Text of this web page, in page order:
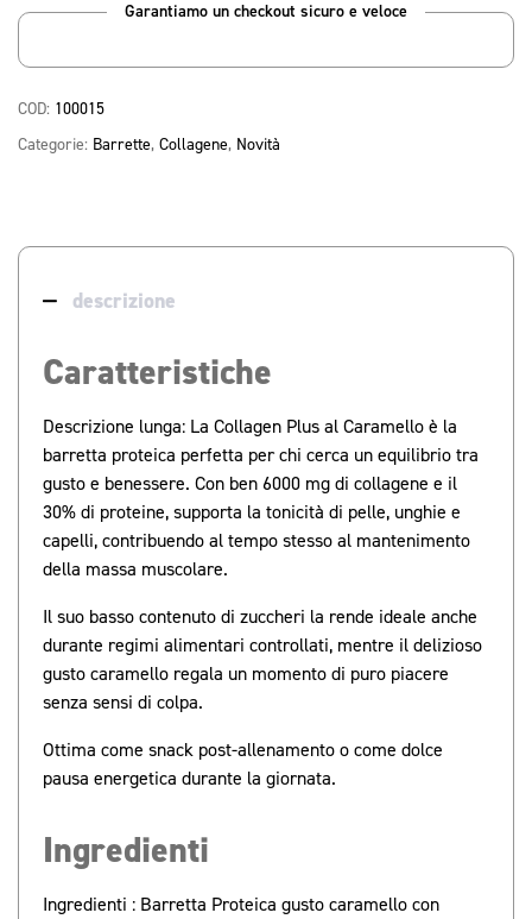
Garantiamo un checkout sicuro e veloce
COD: 100015
Categorie: Barrette, Collagene, Novità
descrizione
Caratteristiche
Descrizione lunga: La Collagen Plus al Caramello è la
barretta proteica perfetta per chi cerca un equilibrio tra
gusto e benessere. Con ben 6000 mg di collagene e il
30% di proteine, supporta la tonicità di pelle, unghie e
capelli, contribuendo al tempo stesso al mantenimento
della massa muscolare.
Il suo basso contenuto di zuccheri la rende ideale anche
durante regimi alimentari controllati, mentre il delizioso
gusto caramello regala un momento di puro piacere
senza sensi di colpa.
Ottima come snack post-allenamento o come dolce
pausa energetica durante la giornata.
Ingredienti
Ingredienti : Barretta Proteica gusto caramello con